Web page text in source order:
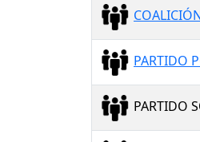
PARTIDO
PARTIDO